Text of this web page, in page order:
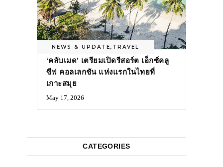
NEWS & UPDATE, TRAVEL
‘คลับเมด’ เตรียมเปิดรีสอร์ต เอ็กซ์คลู
ซีฟ คอลเลกชัน แห่งแรกในไทยที่
เกาะสมุย
May 17, 2026
CATEGORIES